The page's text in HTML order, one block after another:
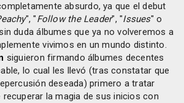
absurdo, ya que el debut
", "Follow the Leader", "Issues" o
duda álbumes que ya no volveremos a
vivimos en un mundo distinto.
siguieron firmando álbumes decentes
lo cual les llevó (tras constatar que
deseada) primero a tratar
la magia de sus inicios con